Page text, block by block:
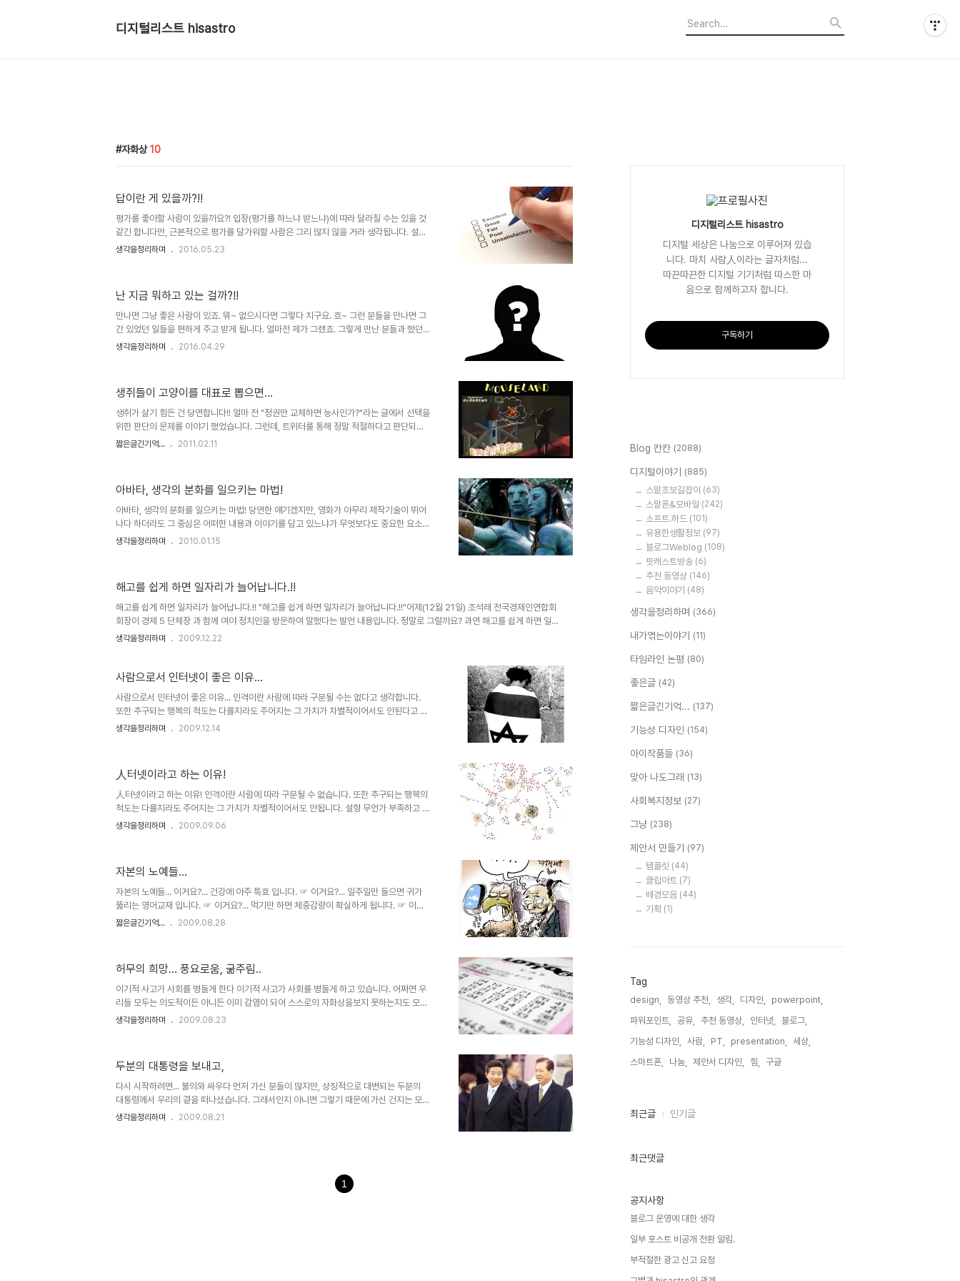
디지털리스트 hisastro
자화상 10
답이란 게 있을까?!!
평가를 좋아할 사람이 있을까요?! 입장(평가를 하느냐 받느냐)에 따라 달라질 수는 있을 것
같긴 합니다만, 근본적으로 평가를 달가워할 사람은 그리 많지 않을 거라 생각됩니다. 설사
어느 정도 그 필요성을 느낀다 하더라도 보다 깊이 평가의 본질을 따져보고 그 성격을 고민
다. 이미지 출처: fr.linkedin.com 아주 많은 날을 살았다고 할 순 없지만 현재까지 겪고 있
는 삶 속의 현상들을 통틀어 확신하게 된 것 중 하나는 보편적으로 요구되..
생각을정리하며 2016.05.23
난 지금 뭐하고 있는 걸까?!!
만나면 그냥 좋은 사람이 있죠. 뭐~ 없으시다면 그렇다 치구요. 흐~ 그런 분들을 만나면 그
간 있었던 일들을 편하게 주고 받게 됩니다. 얼마전 제가 그랬죠. 그렇게 만난 분들과 했던
이야기 중엔 "나만 그런가?"라는 생각을 넌지시 풀기도 했었는데, 공감들을 하시는 것으로
어지는 그런 생각들 말이죠. 뭐~ 이 얘기도 얼마 전 발행했던 글에서 유사하게 언급했던 것
이기도 하군요. 이런 생각은 가급적 하지 말자고~ 버려야 할 1순위...
생각을정리하며 2016.04.29
생쥐들이 고양이를 대표로 뽑으면...
생쥐가 살기 힘든 건 당연합니다!! 얼마 전 "정권만 교체하면 능사인가?"라는 글에서 선택을
위한 판단의 문제를 이야기 했었습니다. 그런데, 트위터를 통해 정말 적절하다고 판단되는
동영상을 하나 보게 되었습니다. 앞서 말씀드리고자 했던 바에 대해 너무도 딱 알맞는 내용
이 지닌 우매함을 풍자하고 있습니다. 이런 류의 얘길 보다 보면, 또 어느 곳이든 이런가 보
다 하실지도 모르겠습니다. 그러나 중요한 건 보편적 다수의 생각이 -아니 어쩌면 생각없
는..
짧은글긴기억... 2011.02.11
아바타, 생각의 분화를 일으키는 마법!
아바타, 생각의 분화를 일으키는 마법! 당연한 얘기겠지만, 영화가 아무리 제작기술이 뛰어
나다 하더라도 그 중심은 어떠한 내용과 이야기를 담고 있느냐가 무엇보다도 중요한 요소일
겁니다. 몇해 전 수백억의 제작 비용을 홍보의 전면에 내세우고 실감나는 CG영상을 제작했
있습니다. 때문에 아무리 영화가 멋진 기술과 영상으로 채워져 있다고 하더라도 채워져야
할 기본 뼈대가 없다면... 이는 영화로써의 가치를 상실하게 되어 관객으로부터 혹평을 받게
되고..
생각을정리하며 2010.01.15
해고를 쉽게 하면 일자리가 늘어납니다.!!
해고를 쉽게 하면 일자리가 늘어납니다.!! "해고를 쉽게 하면 일자리가 늘어납니다.!!"어제(12월 21일) 조석래 전국경제인연합회
회장이 경제 5 단체장 과 함께 여야 정치인을 방문하여 말했다는 발언 내용입니다. 정말로 그럴까요? 과연 해고를 쉽게 하면 일
자리가 늘어날까요? 혹, 일은 개 돼지처럼 시켜 놓고 급여도 개 돼지 취급하시려는 건 아닌지... 물론 현재를 살아가는 대부분의
젠가 숨겨진 우리의 근대사에 대한 책을 본 적이 있습니다.일제의 침략이 끝난..
생각을정리하며 2009.12.22
사람으로서 인터넷이 좋은 이유...
사람으로서 인터넷이 좋은 이유... 인격이란 사람에 따라 구분될 수는 없다고 생각합니다.
또한 추구되는 행복의 척도는 다를지라도 주어지는 그 가치가 차별적이어서도 안된다고 봅
니다. 설형 무언가 부족하고 못돼 보일지언정 그 사람의 모습 자체에 낙인을 찍는 행위는 어
이라고도 할 수도 있겠지만... 가령, 이렇게 묻고 싶습니다. 가.난.하고 싶은사람?!!! 사.기. 치
고 싶은 사람?!!! 도.둑.질.하고 싶은 사람?!!! 살.인.하고 싶은 사람..
생각을정리하며 2009.12.14
人터넷이라고 하는 이유!
人터넷이라고 하는 이유! 인격이란 사람에 따라 구분될 수 없습니다. 또한 추구되는 행복의
척도는 다를지라도 주어지는 그 가치가 차별적이어서도 안됩니다. 설형 무언가 부족하고 못
되 보일지언정 그 사람의 모습 자체에 낙인을 찍는 행위는 정당화 될 수 없습니다. 그 이유
진정코 차별적인 등급으로 살아가야만 하는 운명일지 모른다는 생각이 틀린 말은 아닌 듯
보이기도 합니다. 그러나 이렇게 묻고 싶습니다. 가난하고 싶은사람?!!! 사기 치고 싶은 사
람?!!!..
생각을정리하며 2009.09.06
자본의 노예들...
자본의 노예들... 이거요?... 건강에 아주 특효 입니다. ☞ 이거요?... 일주일만 들으면 귀가
뚫리는 영어교재 입니다. ☞ 이거요?... 먹기만 하면 체중감량이 확실하게 됩니다. ☞ 이거
요?... 이러 이러한 것들 모두를 보장하는 보험입니다. ☞ 저희 대학교는 졸업만 하면 취업
http://blog.ohmynews.com/solneum/50988 덧붙여... 인류의 건강보다 수익창출
을 위한 기업의 특허권을 우선적으로 보장하는 것이 당연한... 이런 모습들이 ..
짧은글긴기억... 2009.08.28
허무의 희망... 풍요로움, 굶주림..
이기적 사고가 사회를 병들게 한다 이기적 사고가 사회를 병들게 하고 있습니다. 어쩌면 우
리들 모두는 의도적이든 아니든 이미 감염이 되어 스스로의 자화상을보지 못하는지도 모릅
니다. 그렇기 때문에 병은 더욱 악화되어 가고 있습니다. 사물을 바라보는 우리들의 시각은
를 살아가는 것 조차 버거운 많은 사람들이 오늘도 로또를 구매합니다. 8백만 분의 1 이라
는 수리적 통계에도 불가능의 기대를 버리지 못하고... 동일한 시간대의 누군가는 로또 당첨
금의..
생각을정리하며 2009.08.23
두분의 대통령을 보내고,
다시 시작하려면... 불의와 싸우다 먼저 가신 분들이 많지만, 상징적으로 대변되는 두분의
대통령께서 우리의 곁을 떠나셨습니다. 그래서인지 아니면 그렇기 때문에 가신 건지는 모르
지만, 요즘 우리의 자화상은... 어려움에 있습니다. 어디를 둘러 보아도 간단히 해결될 만한
그리고 정의를 말할 수 없는 자가 구현한 사회는 진정으로 법과 원칙 그리고 ..
생각을정리하며 2009.08.21
1
디지털리스트 hisastro
디지털 세상은 나눔으로 이루어져 있습
니다. 마치 사람人이라는 글자처럼...
따끈따끈한 디지털 기기처럼 따스한 마
음으로 함께하고자 합니다.
구독하기
Blog 칸칸 (2088)
디지털이야기 (885)
스맡초보길잡이 (63)
스맡폰&모바일 (242)
소프트.하드 (101)
유용한생활정보 (97)
블로그Weblog (108)
팟캐스트방송 (6)
추천 동영상 (146)
음악이야기 (48)
생각을정리하며 (366)
내가엮는이야기 (11)
타임라인 논평 (80)
좋은글 (42)
짧은글긴기억... (137)
기능성 디자인 (154)
아이작품들 (36)
맞아 나도그래 (13)
사회복지정보 (27)
그냥 (238)
제안서 만들기 (97)
템플릿 (44)
클립아트 (7)
배경모음 (44)
기획 (1)
Tag
design, 동영상 추천, 생각, 디자인,
powerpoint,
파워포인트,
공유, 추천 동영상, 인터넷,
블로그,
기능성 디자인,
사람, PT, presentation,
세상,
스마트폰,
나눔, 제안서 디자인, 힘, 구글,
최
인
최근글 인기글
최근댓글
공지사항
블로그 운영에 대한 생각
일부 포스트 비공개 전환 알림.
부적절한 광고 신고 요청